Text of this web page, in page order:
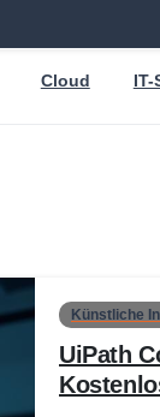
Cloud IT-
Künstliche
UiPath